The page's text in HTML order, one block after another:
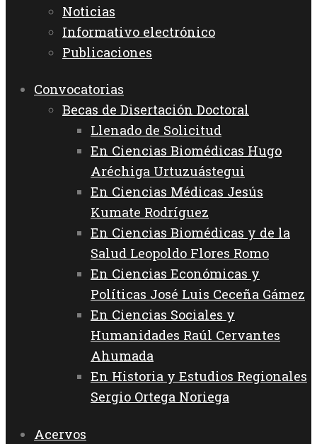
Noticias
Informativo electrónico
Publicaciones
Convocatorias
Becas de Disertación Doctoral
Llenado de Solicitud
En Ciencias Biomédicas Hugo
Aréchiga Urtuzuástegui
En Ciencias Médicas Jesús
Kumate Rodríguez
En Ciencias Biomédicas y de la
Salud Leopoldo Flores Romo
En Ciencias Económicas y
Políticas José Luis Ceceña Gámez
En Ciencias Sociales y
Humanidades Raúl Cervantes
Ahumada
En Historia y Estudios Regionales
Sergio Ortega Noriega
Acervos